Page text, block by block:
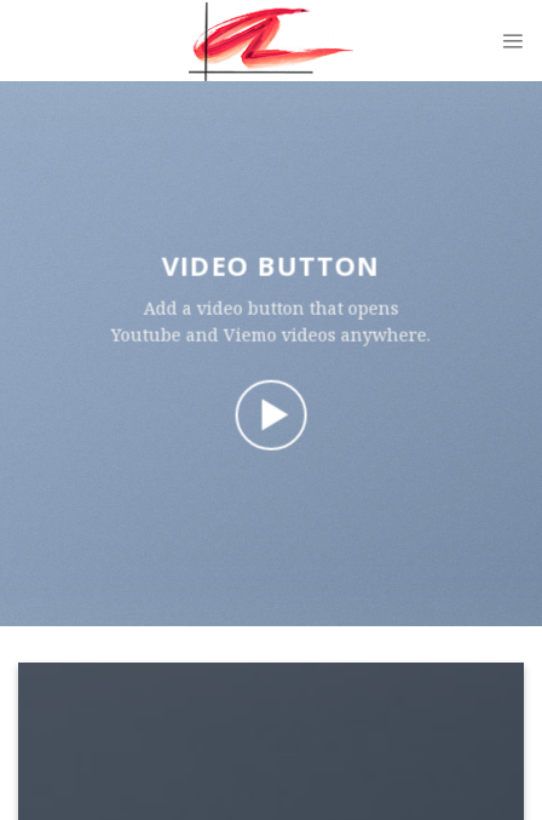
VIDEO BUTTON
Add a video button that opens
Youtube and Viemo videos anywhere.